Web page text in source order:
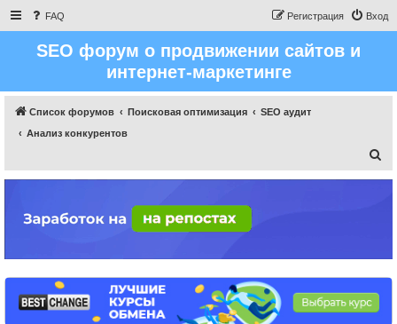
FAQ Вход
Регистрация
SEO форум о продвижении сайтов и
интернет-маркетинге
Список форумов Поисковая оптимизация
SEO аудит
Анализ конкурентов